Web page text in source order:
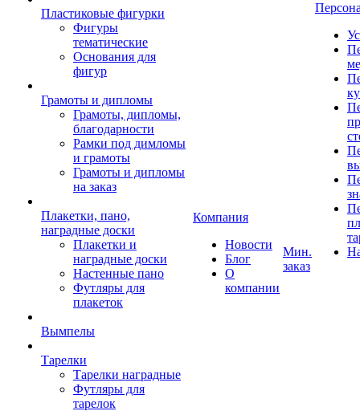
Пластиковые фигурки
Фигуры
тематические
Основания для
фигур
Грамоты и дипломы
Грамоты, дипломы,
благодарности
Рамки под димломы
и грамоты
Грамоты и дипломы
на заказ
Плакетки, пано,
наградные доски
Плакетки и
наградные доски
Настенные пано
Футляры для
плакеток
Вымпелы
Тарелки
Тарелки наградные
Футляры для
тарелок
Компания
Новости
Блог
О
компании
Мин.
заказ